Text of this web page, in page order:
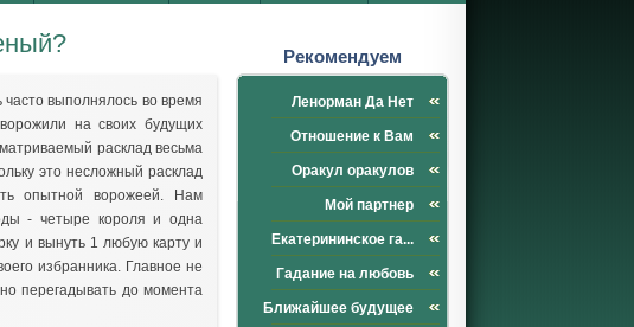
часто выполнялось во время
на своих будущих
расклад весьма
это несложный расклад
опытной ворожеей. Нам
- четыре короля и одна
и вынуть 1 любую карту и
избранника. Главное не
перегадывать до момента
Рекомендуем
Ленорман Да Нет
Отношение к Вам
Оракул оракулов
Мой партнер
Екатерининское га...
Гадание на любовь
Ближайшее будущее